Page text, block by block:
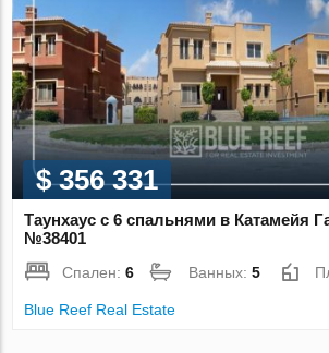
$ 356 331
Таунхаус с 6 спальнями в Катамейя
№38401
Спален:6 Ванных:5
Blue Reef Real Estate